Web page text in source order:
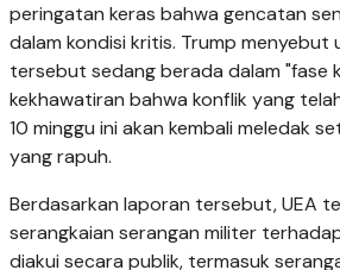
peringatan keras bahwa gencatan
dalam kondisi kritis. Trump menyebut
tersebut sedang berada dalam "fase
kekhawatiran bahwa konflik yang
10 minggu ini akan kembali meledak
yang rapuh.
Berdasarkan laporan tersebut, UEA
serangkaian serangan militer
diakui secara publik, termasuk